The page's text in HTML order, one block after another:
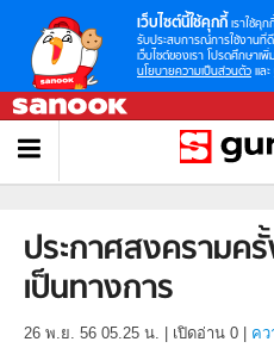
เว็บไซต์นี้ใช้คุกกี้ เราใช้คุก
รับประสบการณ์การใช้งานที่
เว็บไซต์ของเรา โปรดศึกษาเพิ่
นโยบายความเป็นส่วนตัว และ
ประกาศสงครามค
เป็นทางการ
26 พ.ย. 56 05.25 น. เปิดอ่าน 0 คว